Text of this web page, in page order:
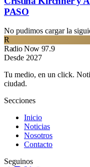
PASO
No pudimos cargar la
R
Radio Now 97.9
Desde 2027
Tu medio, en un click.
ciudad.
Secciones
Inicio
Noticias
Nosotros
Contacto
Seguinos